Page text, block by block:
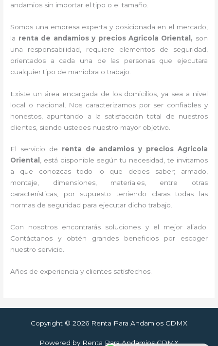
andamios sin importar el tipo o el tamaño.
Somos una empresa experta y posicionada en el mercado,
la renta de andamios y precios Agricola Oriental, son
una responsabilidad, requiere elementos de seguridad,
orientados a cada una de las personas que ejecutara
cualquier tipo de maniobra o trabajo.
Existe un área encargada de los domicilios, ya sea a nivel
local o nacional, Nos caracterizamos por ser confiables y
honestos, apuntando a la satisfacción total de nuestros
clientes, siendo ustedes nuestro mayor objetivo.
El servicio de renta de andamios y precios Agricola
Oriental , está disponible según tu necesidad, te invitamos
a que conozcas todo lo que debes saber; armado,
montaje, dimensiones, materiales, entre otras
características, por supuesto teniendo claras todas las
normas de seguridad para ejecutar dicho trabajo.
Con nosotros encontrarás soluciones y el mejor aliado.
Contáctanos y obtén grandes beneficios por escoger
nuestro servicio.
Años de experiencia y clientes satisfechos.
Copyright © 2026 Renta Para Andamios CDMX
Powered by Renta Para Andamios CDMX